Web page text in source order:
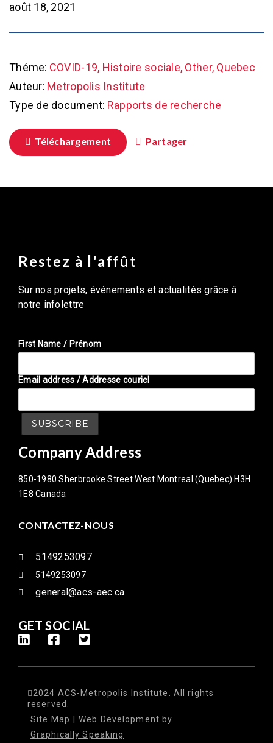
août 18, 2021
Théme: COVID-19, Histoire sociale, Other, Quebec
Auteur: Metropolis Institute
Type de document: Rapports de recherche
Téléchargement Partager
Restez à l'affût
Sur nos projets, événements et actualités grâce â
notre infolettre
First Name / Prénom
Email address / Addresse couriel
Company Address
850-1980 Sherbrooke Street West Montreal (Quebec) H3H
1E8 Canada
CONTACTEZ-NOUS
5149253097
5149253097
general@acs-aec.ca
GET SOCIAL
2024 ACS-Metropolis Institute. All rights
reserved.
Site Map
Web Development by
Graphically Speaking